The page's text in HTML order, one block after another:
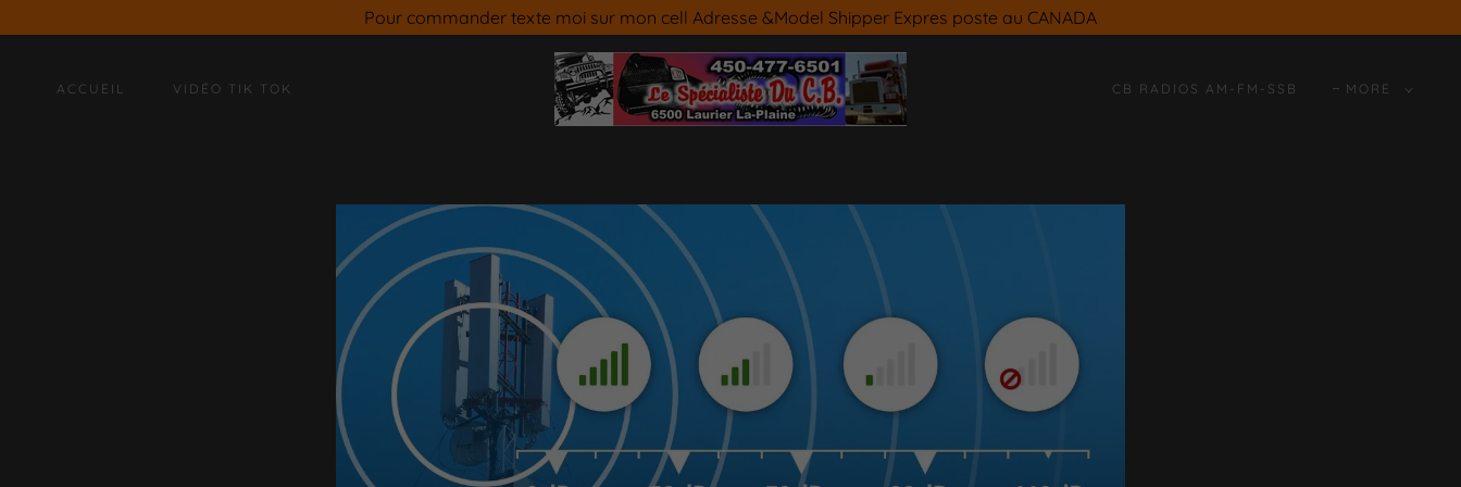
Pour commander texte moi sur mon cell Adresse &Model Shipper Expres poste au CANADA
ACCUEIL VIDÉO TIK TOK CB RADIOS AM-FM-SSB MORE